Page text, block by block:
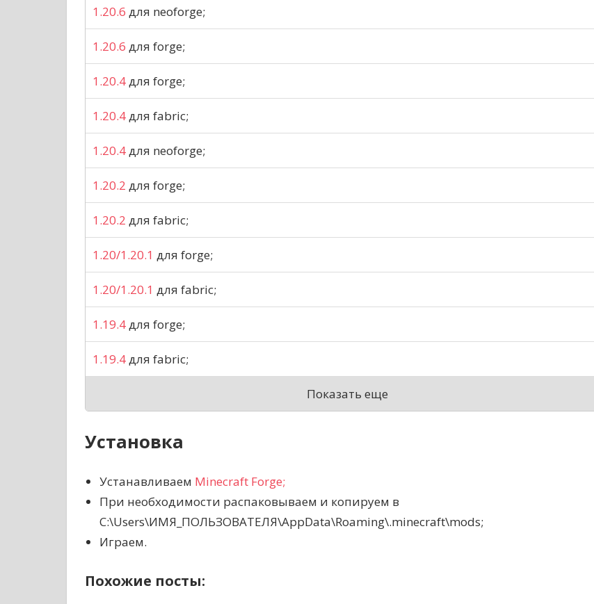
1.20.6 для neoforge;
1.20.6 для forge;
1.20.4для forge;
1.20.4для fabric;
1.20.4для neoforge;
1.20.2 для forge;
1.20.2 для fabric;
1.20/1.20.1 для forge;
1.20/1.20.1 для fabric;
1.19.4для forge;
1.19.4для fabric;
Показать еще
Установка
Устанавливаем Minecraft Forge;
При необходимости распаковываем и копируем в
C:\Users\ИМЯ_ПОЛЬЗОВАТЕЛЯ\AppData\Roaming\.minecraft\mods;
Играем.
Похожие посты: